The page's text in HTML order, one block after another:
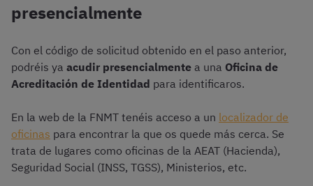
presencialmente
Con el código de solicitud obtenido en el paso anterior,
podréis ya acudir presencialmente a una Oficina de
Acreditación de Identidad para identificaros.
En la web de la FNMT tenéis acceso a un localizador de
oficinas para encontrar la que os quede más cerca. Se
trata de lugares como oficinas de la AEAT (Hacienda),
Seguridad Social (INSS, TGSS), Ministerios, etc.